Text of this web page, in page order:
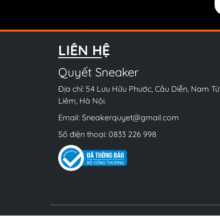
LIÊN HỆ
Quyết Sneaker
Địa chỉ: 54 Lưu Hữu Phước, Cầu Diễn, Nam Từ
Liêm, Hà Nội.
Email: Sneakerquyet@gmail.com
Số điện thoại: 0833 226 998